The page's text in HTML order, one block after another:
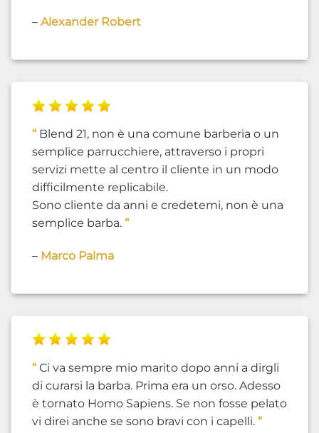
– Alexander Robert
“ Blend 21, non è una comune barberia o un
semplice parrucchiere, attraverso i propri
servizi mette al centro il cliente in un modo
difficilmente replicabile.
Sono cliente da anni e credetemi, non è una
semplice barba. “
– Marco Palma
“ Ci va sempre mio marito dopo anni a dirgli
di curarsi la barba. Prima era un orso. Adesso
è tornato Homo Sapiens. Se non fosse pelato
vi direi anche se sono bravi con i capelli. “